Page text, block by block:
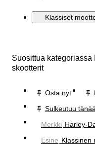
Klassiset
Suosittua kategoriassa
skootterit
Osta nyt
Sulkeutuu
Merkki Harley-
Esine Klassinen